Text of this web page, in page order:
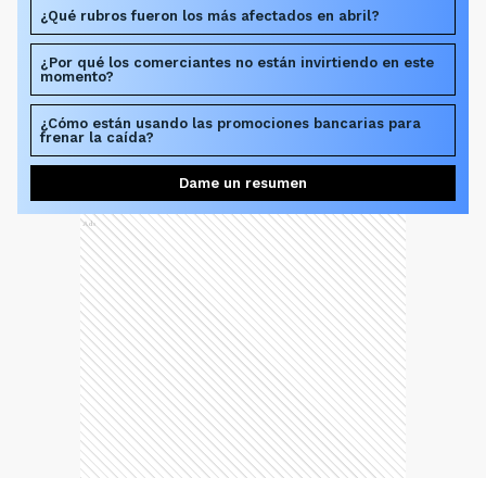
¿Qué rubros fueron los más afectados en abril?
¿Por qué los comerciantes no están invirtiendo en este
momento?
¿Cómo están usando las promociones bancarias para
frenar la caída?
Dame un resumen
Ads